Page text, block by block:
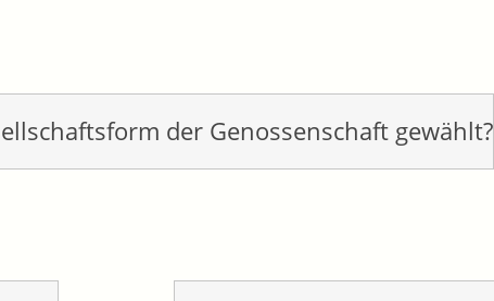
der Genossenschaft gewählt?